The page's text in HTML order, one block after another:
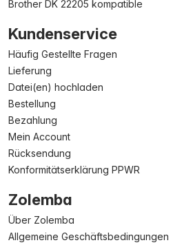
Brother DK 22205 kompatible
Kundenservice
Häufig Gestellte Fragen
Lieferung
Datei(en) hochladen
Bestellung
Bezahlung
Mein Account
Rücksendung
Konformitätserklärung PPWR
Zolemba
Über Zolemba
Allgemeine Geschäftsbedingungen